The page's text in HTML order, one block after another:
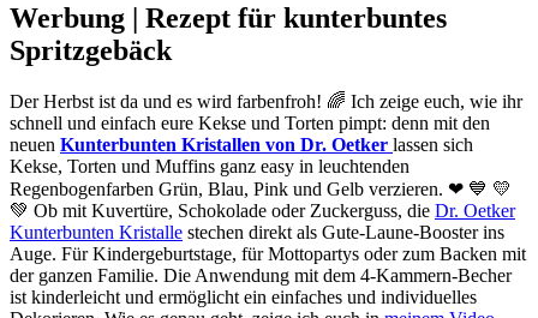
Werbung | Rezept für kunterbuntes
Spritzgebäck
Der Herbst ist da und es wird farbenfroh! 🌈 Ich zeige euch, wie ihr
schnell und einfach eure Kekse und Torten pimpt: denn mit den
neuen Kunterbunten Kristallen von Dr. Oetker lassen sich
Kekse, Torten und Muffins ganz easy in leuchtenden
Regenbogenfarben Grün, Blau, Pink und Gelb verzieren. ❤ 💙 💛
💚 Ob mit Kuvertüre, Schokolade oder Zuckerguss, die Dr. Oetker
Kunterbunten Kristalle stechen direkt als Gute-Laune-Booster ins
Auge. Für Kindergeburtstage, für Mottopartys oder zum Backen mit
der ganzen Familie. Die Anwendung mit dem 4-Kammern-Becher
ist kinderleicht und ermöglicht ein einfaches und individuelles